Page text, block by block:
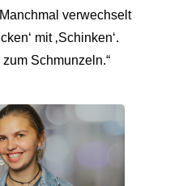
verwechselt
mit ‚Schinken‘.
Schmunzeln.“